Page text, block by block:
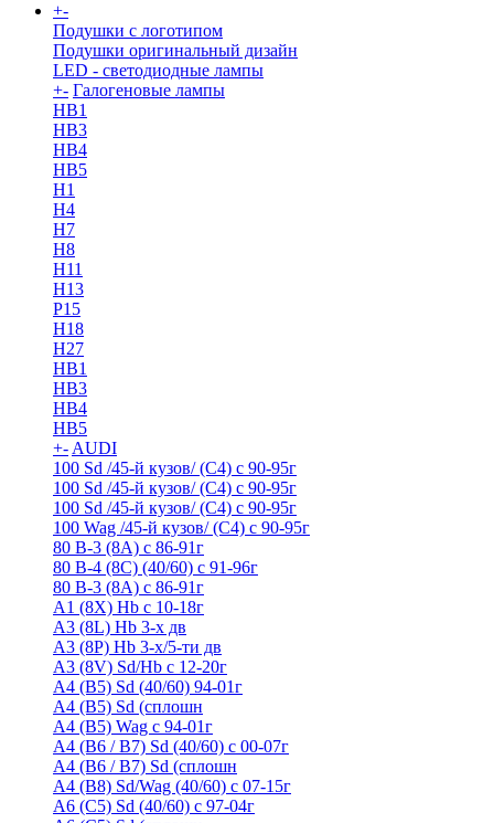
+-
Подушки с логотипом
Подушки оригинальный дизайн
LED - светодиодные лампы
+- Галогеновые лампы
HB1
HB3
HB4
HB5
H1
H4
H7
H8
H11
H13
Р15
H18
H27
HB1
HB3
HB4
HB5
+- AUDI
100 Sd /45-й кузов/ (С4) с 90-95г
100 Sd /45-й кузов/ (С4) с 90-95г
100 Sd /45-й кузов/ (С4) с 90-95г
100 Wag /45-й кузов/ (С4) с 90-95г
80 B-3 (8A) с 86-91г
80 B-4 (8С) (40/60) с 91-96г
80 В-3 (8А) с 86-91г
A1 (8X) Hb с 10-18г
A3 (8L) Hb 3-х дв
A3 (8P) Hb 3-х/5-ти дв
A3 (8V) Sd/Hb c 12-20г
A4 (B5) Sd (40/60) 94-01г
A4 (B5) Sd (сплошн
A4 (B5) Wag с 94-01г
A4 (B6 / B7) Sd (40/60) с 00-07г
A4 (B6 / B7) Sd (сплошн
A4 (B8) Sd/Wag (40/60) с 07-15г
A6 (С5) Sd (40/60) с 97-04г